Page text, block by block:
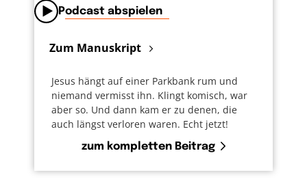
Podcast abspielen
Zum Manuskript
Jesus hängt auf einer Parkbank rum und
niemand vermisst ihn. Klingt komisch, war
aber so. Und dann kam er zu denen, die
auch längst verloren waren. Echt jetzt!
zum kompletten Beitrag